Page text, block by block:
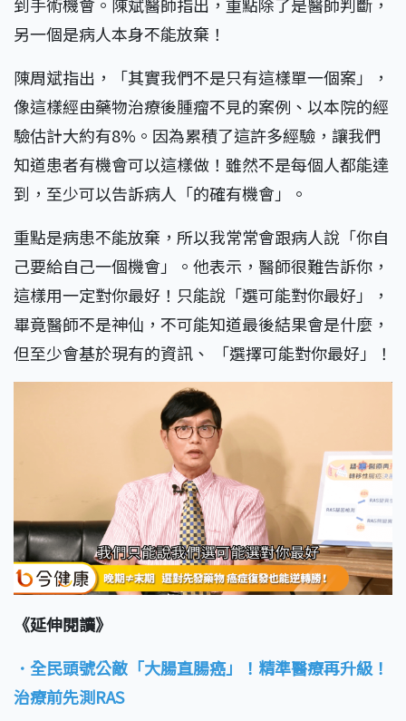
另一個是病人本身不能放棄！
陳周斌指出，「其實我們不是只有這樣單一個案」，
像這樣經由藥物治療後腫瘤不見的案例、以本院的經
驗估計大約有8%。因為累積了這許多經驗，讓我們
知道患者有機會可以這樣做！雖然不是每個人都能達
到，至少可以告訴病人「的確有機會」。
重點是病患不能放棄，所以我常常會跟病人說「你自
己要給自己一個機會」。他表示，醫師很難告訴你，
這樣用一定對你最好！只能說「選可能對你最好」，
畢竟醫師不是神仙，不可能知道最後結果會是什麼，
但至少會基於現有的資訊、 「選擇可能對你最好」！
《延伸閱讀》
．全民頭號公敵「大腸直腸癌」！精準醫療再升級！
治療前先測RAS